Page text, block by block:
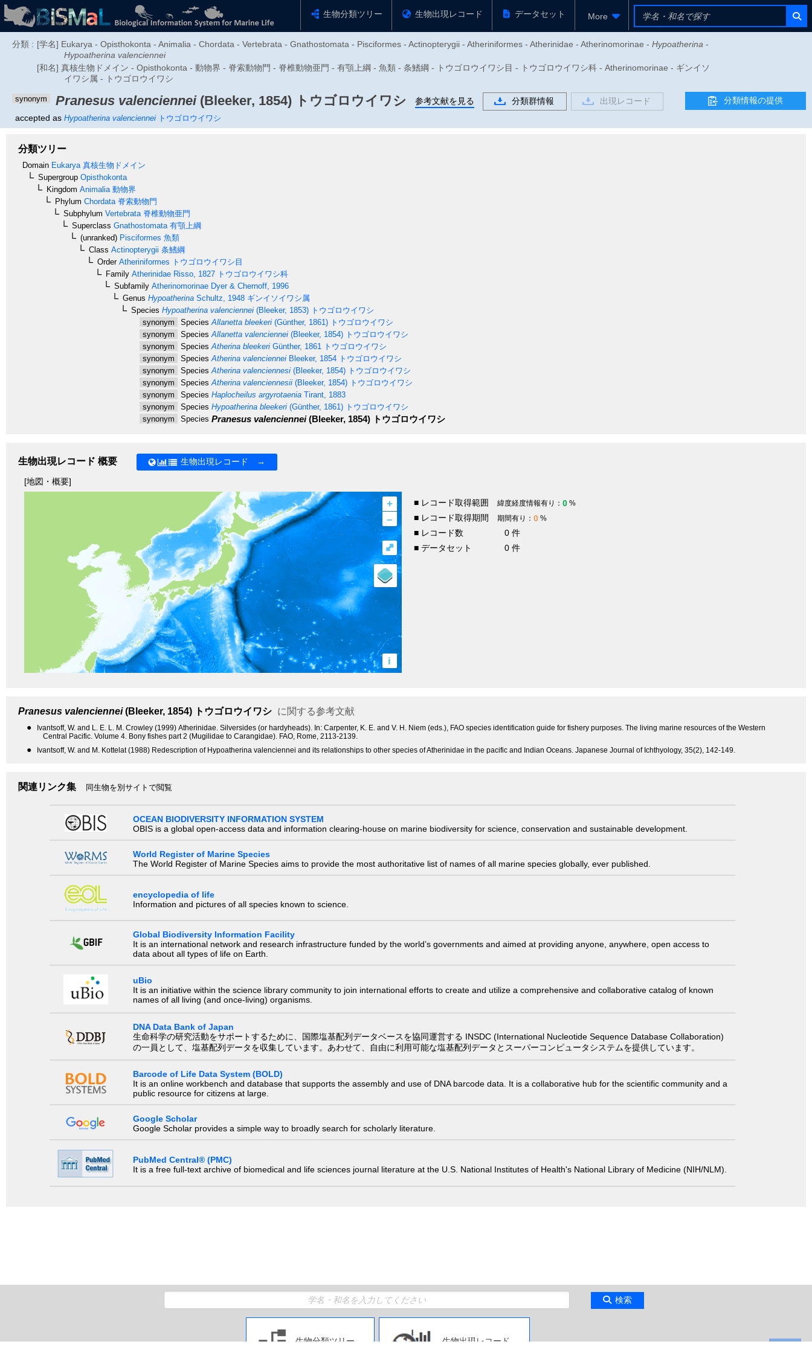
生物分類ツリー 生物出現レコード データセット More
分類 : [学名] Eukarya - Opisthokonta - Animalia - Chordata - Vertebrata - Gnathostomata - Pisciformes - Actinopterygii - Atheriniformes - Atherinidae - Atherinomorinae - Hypoatherina -
Hypoatherina valenciennei
[和名] 真核生物ドメイン - Opisthokonta - 動物界 - 脊索動物門 - 脊椎動物亜門 - 有顎上綱 - 魚類 - 条鰭綱 - トウゴロウイワシ目 - トウゴロウイワシ科 - Atherinomorinae - ギンイソ
イワシ属 - トウゴロウイワシ
synonym Pranesus valenciennei(Bleeker, 1854) トウゴロウイワシ
accepted as Hypoatherina valenciennei トウゴロウイワシ
参考文献を見る 分類群情報 出現レコード 分類情報の提供
分類ツリー
Domain Eukarya真核生物ドメイン
Supergroup Opisthokonta
Kingdom Animalia動物界
Phylum Chordata脊索動物門
Subphylum Vertebrata脊椎動物亜門
Superclass Gnathostomata有顎上綱
(unranked) Pisciformes 魚類
Class Actinopterygii 条鰭綱
OrderAtheriniformes トウゴロウイワシ目
Family Atherinidae Risso, 1827 トウゴロウイワシ科
Subfamily Atherinomorinae Dyer & Chernoff, 1996
Genus Hypoatherina Schultz, 1948 ギンイソイワシ属
Species Hypoatherina valenciennei (Bleeker, 1853) トウゴロウイワシ
synonym
Species Allanetta bleekeri (Günther, 1861) トウゴロウイワシ
synonym
Species Allanetta valenciennei (Bleeker, 1854) トウゴロウイワシ
synonym
Species Atherina bleekeri Günther, 1861 トウゴロウイワシ
synonym
Species Atherina valenciennei Bleeker, 1854 トウゴロウイワシ
synonym
Species Atherina valenciennesi (Bleeker, 1854) トウゴロウイワシ
synonym
Species Atherina valenciennesii (Bleeker, 1854) トウゴロウイワシ
synonym
Species Haplocheilus argyrotaenia Tirant, 1883
synonym
Species Hypoatherina bleekeri (Günther, 1861) トウゴロウイワシ
synonym
Species Pranesus valenciennei(Bleeker, 1854) トウゴロウイワシ
生物出現レコード 概要 生物出現レコード →
[地図・概要]
+
–
i
⤢
■ レコード取得範囲 緯度経度情報有り： 0 %
■ レコード取得期間 期間有り： 0 %
■ レコード数
0 件
■ データセット
0 件
Pranesus valenciennei(Bleeker, 1854) トウゴロウイワシ に関する参考文献
●
Ivantsoff, W. and L. E. L. M. Crowley (1999) Atherinidae. Silversides (or hardyheads). In: Carpenter, K. E. and V. H. Niem (eds.), FAO species identification guide for fishery purposes. The living marine resources of the Western
Central Pacific. Volume 4. Bony fishes part 2 (Mugilidae to Carangidae). FAO, Rome, 2113-2139.
● Ivantsoff, W. and M. Kottelat (1988) Redescription of Hypoatherina valenciennei and its relationships to other species of Atherinidae in the pacific and Indian Oceans. Japanese Journal of Ichthyology, 35(2), 142-149.
関連リンク集 同生物を別サイトで閲覧
OCEAN BIODIVERSITY INFORMATION SYSTEM
OBIS is a global open-access data and information clearing-house on marine biodiversity for science, conservation and sustainable development.
World Register of Marine Species
The World Register of Marine Species aims to provide the most authoritative list of names of all marine species globally, ever published.
encyclopedia of life
Information and pictures of all species known to science.
Global Biodiversity Information Facility
It is an international network and research infrastructure funded by the world’s governments and aimed at providing anyone, anywhere, open access to
data about all types of life on Earth.
uBio
It is an initiative within the science library community to join international efforts to create and utilize a comprehensive and collaborative catalog of known
names of all living (and once-living) organisms.
DNA Data Bank of Japan
生命科学の研究活動をサポートするために、国際塩基配列データベースを協同運営する INSDC (International Nucleotide Sequence Database Collaboration)
の一員として、塩基配列データを収集しています。あわせて、自由に利用可能な塩基配列データとスーパーコンピュータシステムを提供しています。
Barcode of Life Data System (BOLD)
It is an online workbench and database that supports the assembly and use of DNA barcode data. It is a collaborative hub for the scientific community and a
public resource for citizens at large.
Google Scholar
Google Scholar provides a simple way to broadly search for scholarly literature.
PubMed Central® (PMC)
It is a free full-text archive of biomedical and life sciences journal literature at the U.S. National Institutes of Health's National Library of Medicine (NIH/NLM).
検索
生物分類ツリー 生物出現レコード